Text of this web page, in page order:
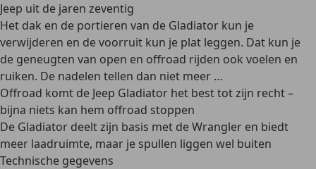
Jeep uit de jaren zeventig
Het dak en de portieren van de Gladiator kun je
verwijderen en de voorruit kun je plat leggen. Dat kun je
de geneugten van open en offroad rijden ook voelen en
ruiken. De nadelen tellen dan niet meer …
Offroad komt de Jeep Gladiator het best tot zijn recht –
bijna niets kan hem offroad stoppen
De Gladiator deelt zijn basis met de Wrangler en biedt
meer laadruimte, maar je spullen liggen wel buiten
Technische gegevens